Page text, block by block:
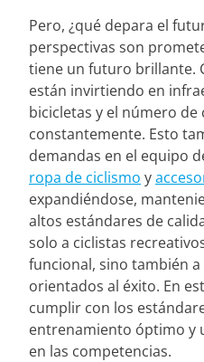
Pero, ¿qué depara el
perspectivas son
tiene un futuro brillante.
están invirtiendo en
bicicletas y el número
constantemente. Esto
demandas en el equipo
ropa de ciclismo y
expandiéndose,
altos estándares de
solo a ciclistas
funcional, sino también
orientados al éxito. En
cumplir con los
entrenamiento óptimo y
en las competencias.